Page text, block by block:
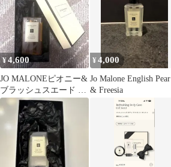
¥4,600
JO MALONEピオニー&
ブラッシュスエード ボ
ディ&ハンドウォッシ
250ml
¥4,000
Jo Malone English Pear
& Freesia